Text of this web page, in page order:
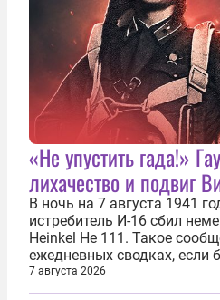
«Не упустить гада!»
лихачество и подвиг
В ночь на 7 августа 1941
истребитель И-16 сбил
Heinkel He 111. Такое
ежедневных сводках, если
обстоятельство. Это был
истории отечественной
7 августа 2026